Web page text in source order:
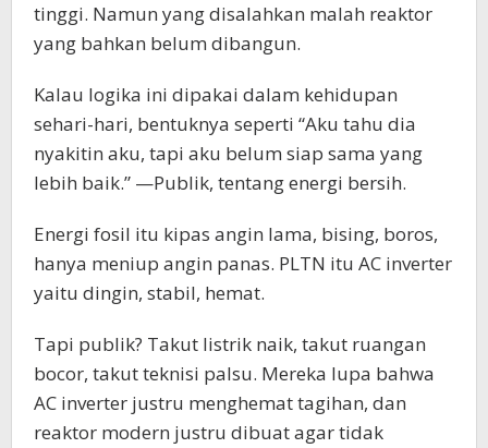
tinggi. Namun yang disalahkan malah reaktor
yang bahkan belum dibangun.
Kalau logika ini dipakai dalam kehidupan
sehari-hari, bentuknya seperti “Aku tahu dia
nyakitin aku, tapi aku belum siap sama yang
lebih baik.” —Publik, tentang energi bersih.
Energi fosil itu kipas angin lama, bising, boros,
hanya meniup angin panas. PLTN itu AC inverter
yaitu dingin, stabil, hemat.
Tapi publik? Takut listrik naik, takut ruangan
bocor, takut teknisi palsu. Mereka lupa bahwa
AC inverter justru menghemat tagihan, dan
reaktor modern justru dibuat agar tidak